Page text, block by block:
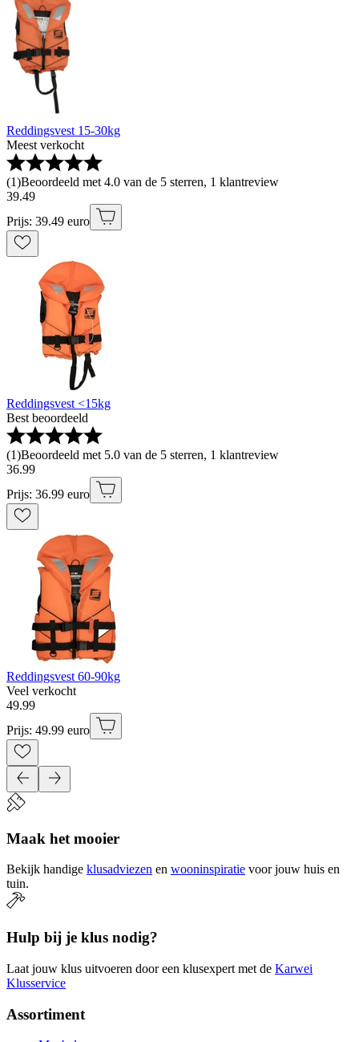
Reddingsvest 15-30kg
Meest verkocht
(1)Beoordeeld met 4.0 van de 5 sterren, 1 klantreview
39.49
Prijs: 39.49 euro
Reddingsvest <15kg
Best beoordeeld
(1)Beoordeeld met 5.0 van de 5 sterren, 1 klantreview
36.99
Prijs: 36.99 euro
Reddingsvest 60-90kg
Veel verkocht
49.99
Prijs: 49.99 euro
Maak het mooier
Bekijk handige klusadviezen en wooninspiratie voor jouw huis en
tuin.
Hulp bij je klus nodig?
Laat jouw klus uitvoeren door een klusexpert met de Karwei
Klusservice
Assortiment